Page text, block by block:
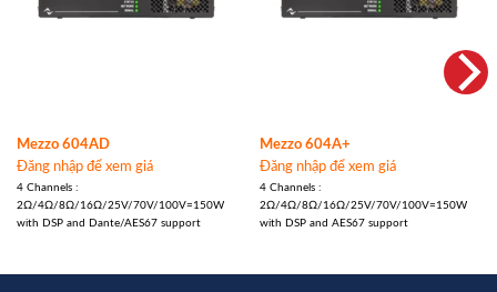
Mezzo 604AD
Đăng nhập để xem giá
4 Channels :
2Ω/4Ω/8Ω/16Ω/25V/70V/100V=150W
with DSP and Dante/AES67 support
Mezzo 604A+
Đăng nhập để xem giá
4 Channels :
2Ω/4Ω/8Ω/16Ω/25V/70V/100V=150W
with DSP and AES67 support